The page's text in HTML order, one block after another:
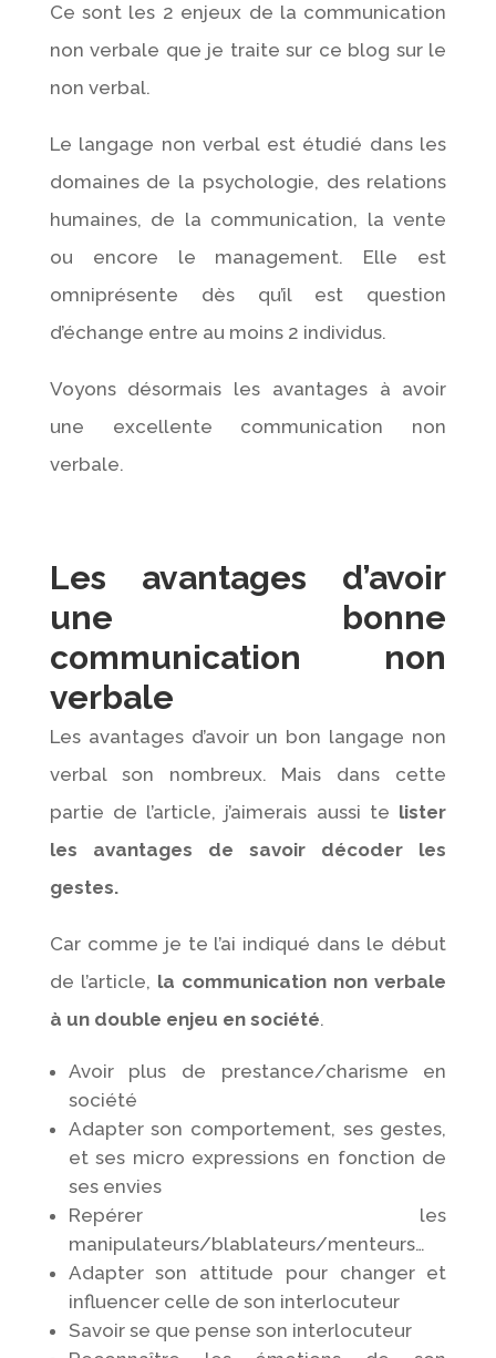
Ce sont les 2 enjeux de la communication
non verbale que je traite sur ce blog sur le
non verbal.
Le langage non verbal est étudié dans les
domaines de la psychologie, des relations
humaines, de la communication, la vente
ou encore le management. Elle est
omniprésente dès qu’il est question
d’échange entre au moins 2 individus.
Voyons désormais les avantages à avoir
une excellente communication non
verbale.
Les avantages d’avoir
une bonne
communication non
verbale
Les avantages d’avoir un bon langage non
verbal son nombreux. Mais dans cette
partie de l’article, j’aimerais aussi te lister
les avantages de savoir décoder les
gestes.
Car comme je te l’ai indiqué dans le début
de l’article, la communication non verbale
à un double enjeu en société.
Avoir plus de prestance/charisme en
société
Adapter son comportement, ses gestes,
et ses micro expressions en fonction de
ses envies
Repérer les
manipulateurs/blablateurs/menteurs…
Adapter son attitude pour changer et
influencer celle de son interlocuteur
Savoir se que pense son interlocuteur